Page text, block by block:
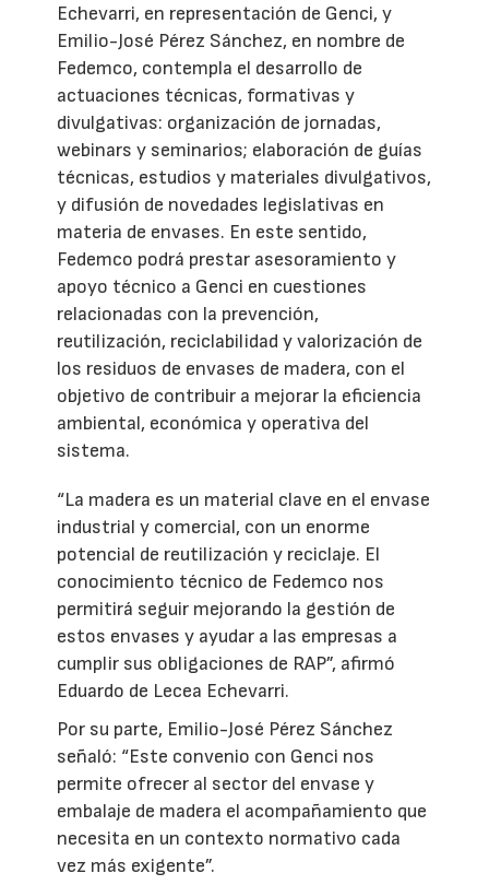
Echevarri, en representación de Genci, y
Emilio-José Pérez Sánchez, en nombre de
Fedemco, contempla el desarrollo de
actuaciones técnicas, formativas y
divulgativas: organización de jornadas,
webinars y seminarios; elaboración de guías
técnicas, estudios y materiales divulgativos,
y difusión de novedades legislativas en
materia de envases. En este sentido,
Fedemco podrá prestar asesoramiento y
apoyo técnico a Genci en cuestiones
relacionadas con la prevención,
reutilización, reciclabilidad y valorización de
los residuos de envases de madera, con el
objetivo de contribuir a mejorar la eficiencia
ambiental, económica y operativa del
sistema.
“La madera es un material clave en el envase
industrial y comercial, con un enorme
potencial de reutilización y reciclaje. El
conocimiento técnico de Fedemco nos
permitirá seguir mejorando la gestión de
estos envases y ayudar a las empresas a
cumplir sus obligaciones de RAP”, afirmó
Eduardo de Lecea Echevarri.
Por su parte, Emilio-José Pérez Sánchez
señaló: “Este convenio con Genci nos
permite ofrecer al sector del envase y
embalaje de madera el acompañamiento que
necesita en un contexto normativo cada
vez más exigente”.